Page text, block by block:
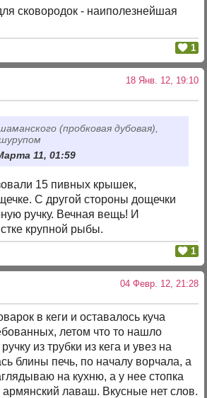
сковородок - наиполезнейшая
1
18 Янв. 12, 19:10
(пробковая дубовая),
11, 01:59
15 пивных крышек,
С другой стороны дощечки
ручку. Вечная вещь! И
крупной рыбы.
1
04 Февр. 12, 21:28
в кеги и оставалось куча
летом что то нашло
из трубки из кега и увез на
блины печь, по началу ворчала, а
на кухню, а у нее стопка
лаваш. Вкусные нет слов.